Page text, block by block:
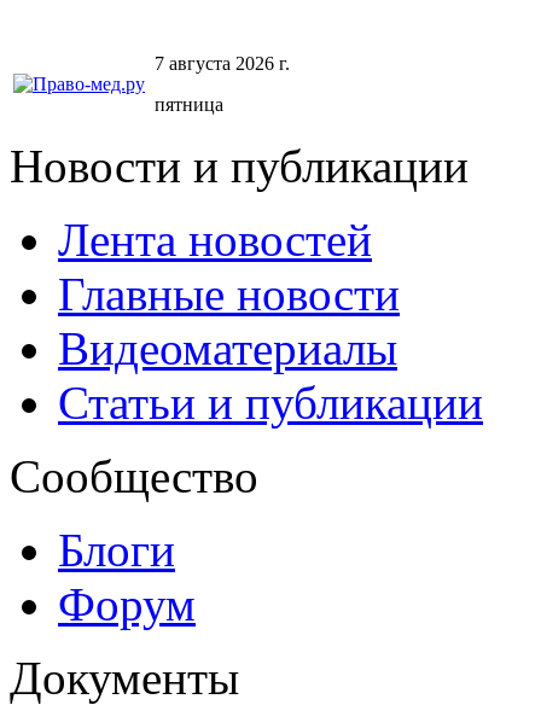
7 августа 2026 г.
пятница
Новости и публикации
Лента новостей
Главные новости
Видеоматериалы
Статьи и публикации
Сообщество
Блоги
Форум
Документы